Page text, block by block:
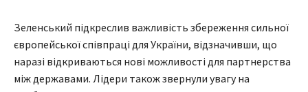
Зеленський підкреслив важливість збереження сильної
європейської співпраці для України, відзначивши, що
наразі відкриваються нові можливості для партнерства
між державами. Лідери також звернули увагу на